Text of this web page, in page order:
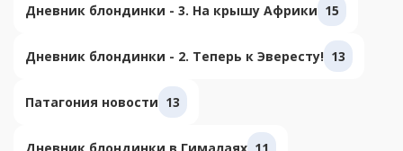
Дневник блондинки - 3. На крышу Африки 15
Дневник блондинки - 2. Теперь к Эвересту! 13
Патагония новости 13
Дневник блондинки в Гималаях 11